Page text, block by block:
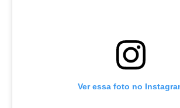
Ver essa foto no